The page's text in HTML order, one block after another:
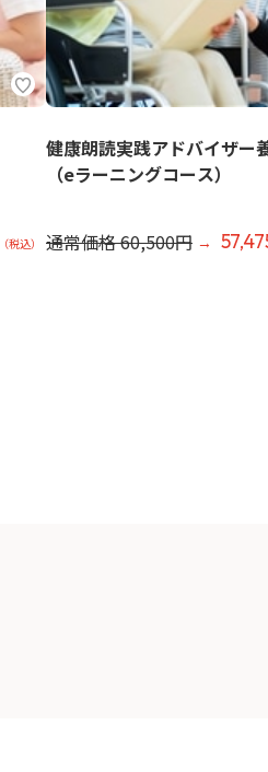
健康朗読実践アドバイザー
（eラーニングコース）
通常価格 60,500円